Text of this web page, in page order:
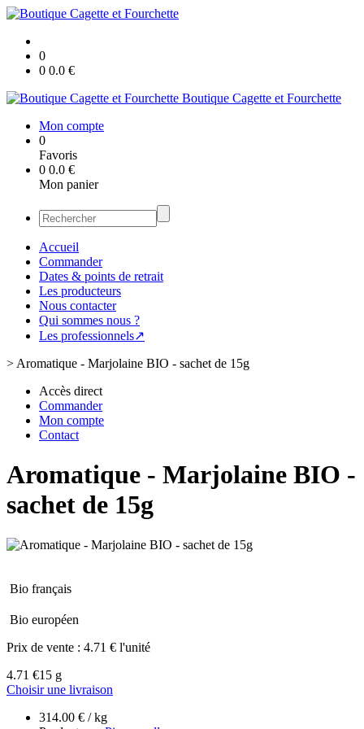
0
0 0.0 €
Boutique Cagette et Fourchette
Mon compte
0
Favoris
0 0.0 €
Mon panier
Accueil
Commander
Dates & points de retrait
Les producteurs
Nous contacter
Qui sommes nous ?
Les professionnels↗
> Aromatique - Marjolaine BIO - sachet de 15g
Accès direct
Commander
Mon compte
Contact
Aromatique - Marjolaine BIO -
sachet de 15g
Bio français
Bio européen
Prix de vente : 4.71 € l'unité
4.71 €15 g
Choisir une livraison
314.00 € / kg